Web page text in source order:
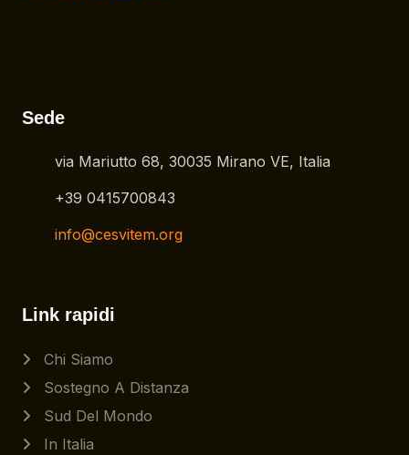
Sede
via Mariutto 68, 30035 Mirano VE, Italia
+39 0415700843
info@cesvitem.org
Link rapidi
Chi Siamo
Sostegno A Distanza
Sud Del Mondo
In Italia